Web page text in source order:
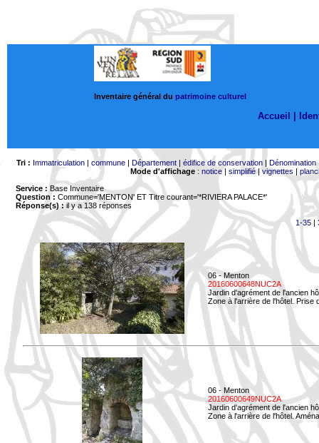
Inventaire général du patrimoine culturel
Accueil |
Tri : Immatriculation| commune| Département| édifice de conservation| Dénomination
Mode d'affichage: notice| simplifié|vignettes |
Service : Base Inventaire
Question : Commune='MENTON' ET Titre courant='*RIVIERA PALACE*'
Réponse(s) :il y a 138 réponses
1-35|
06 - Menton
20160600648NUC2A
Jardin d'agrément de l'ancien
Zone à l'arrière de l'hôtel. Prise
06 - Menton
20160600649NUC2A
Jardin d'agrément de l'ancien
Zone à l'arrière de l'hôtel.